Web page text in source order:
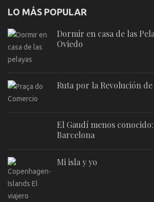
LO MÁS POPULAR
Dormir en casa de las
Oviedo
Ruta por la Revolución
El Gaudí menos
Barcelona
Mi isla y yo